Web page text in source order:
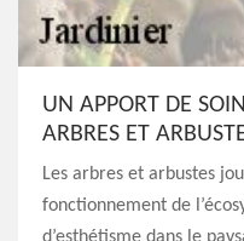
UN APPORT DE
ARBRES ET
Les arbres et arbustes
fonctionnement de